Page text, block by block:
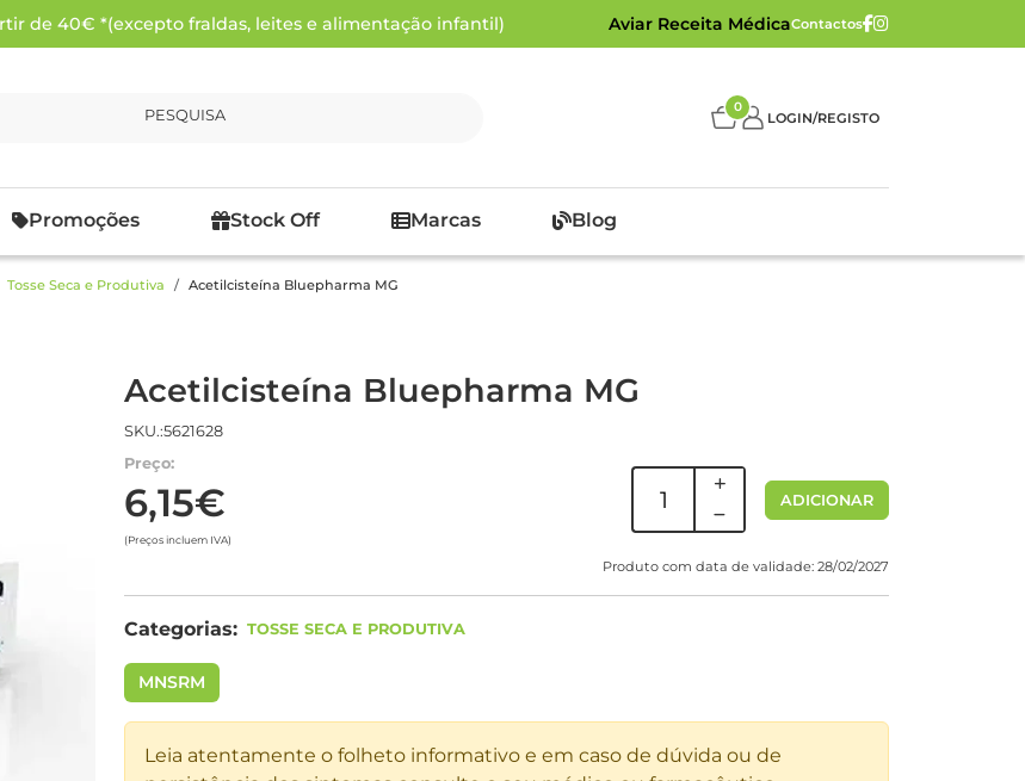
de 40€ *(excepto fraldas, leites e alimentação infantil) Aviar Receita MédicaContactos
PESQUISA 0
LOGIN/REGISTO
Promoções Stock Off Marcas Blog
Tosse Seca e Produtiva Acetilcisteína Bluepharma MG
Acetilcisteína Bluepharma MG
SKU.:5621628
Preço:
6,15€
(Preços incluem IVA)
ADICIONAR
Produto com data de validade: 28/02/2027
Categorias: TOSSE SECA E PRODUTIVA
MNSRM
Leia atentamente o folheto informativo e em caso de dúvida ou de